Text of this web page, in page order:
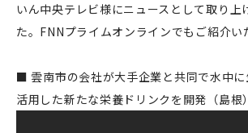
いん中央テレビ様にニュースとして取り上
た。FNNプライムオンラインでもご紹介い
■ 雲南市の会社が大手企業と共同で水中
活用した新たな栄養ドリンクを開発（島根）